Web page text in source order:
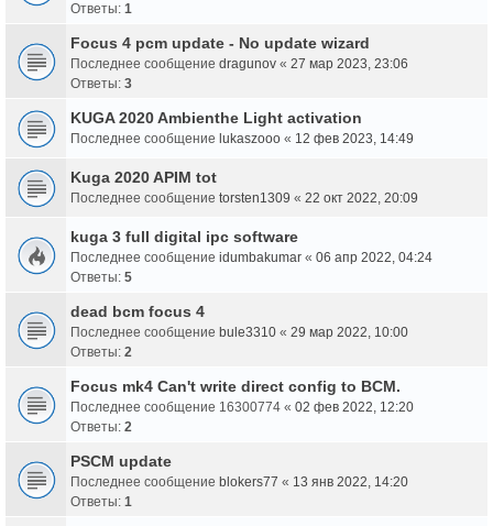
Ответы: 1
Focus 4 pcm update - No update wizard
Последнее сообщение dragunov « 27 мар 2023, 23:06
Ответы: 3
KUGA 2020 Ambienthe Light activation
Последнее сообщение lukaszooo « 12 фев 2023, 14:49
Kuga 2020 APIM tot
Последнее сообщение torsten1309 « 22 окт 2022, 20:09
kuga 3 full digital ipc software
Последнее сообщение idumbakumar « 06 апр 2022, 04:24
Ответы: 5
dead bcm focus 4
Последнее сообщение bule3310 « 29 мар 2022, 10:00
Ответы: 2
Focus mk4 Can't write direct config to BCM.
Последнее сообщение 16300774 « 02 фев 2022, 12:20
Ответы: 2
PSCM update
Последнее сообщение blokers77 « 13 янв 2022, 14:20
Ответы: 1